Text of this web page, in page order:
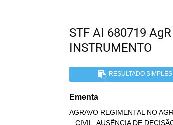
STF AI 680719
INSTRUMENTO
RESULTADO SIMPLES
Ementa
AGRAVO REGIMENTAL NO